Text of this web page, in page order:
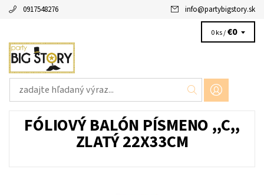
0917548276 info@partybigstory.sk
0 ks /€0
FÓLIOVÝ BALÓN PÍSMENO ,,C,,
ZLATÝ 22X33CM